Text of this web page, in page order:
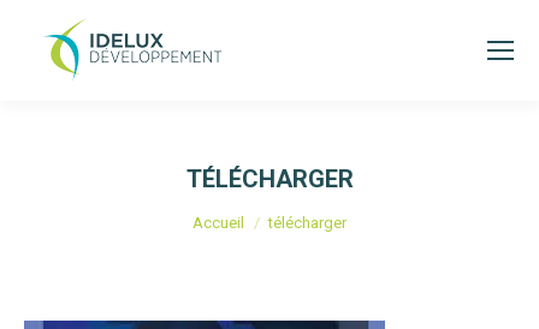
TÉLÉCHARGER
Vous êtes ici :
Accueil télécharger